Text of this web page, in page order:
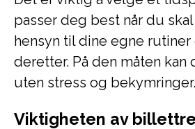
passer deg best når du skal
hensyn til dine egne
deretter. På den måten kan
uten stress og bekymringer.
Viktigheten av